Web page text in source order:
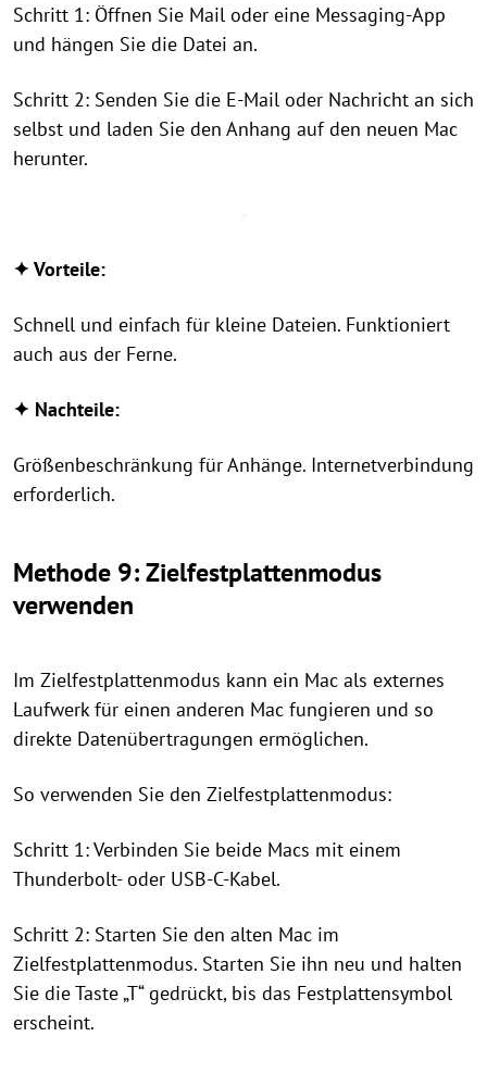
Schritt 1: Öffnen Sie Mail oder eine Messaging-App
und hängen Sie die Datei an.
Schritt 2: Senden Sie die E-Mail oder Nachricht an sich
selbst und laden Sie den Anhang auf den neuen Mac
herunter.
✦ Vorteile:
Schnell und einfach für kleine Dateien. Funktioniert
auch aus der Ferne.
✦ Nachteile:
Größenbeschränkung für Anhänge. Internetverbindung
erforderlich.
Methode 9: Zielfestplattenmodus
verwenden
Im Zielfestplattenmodus kann ein Mac als externes
Laufwerk für einen anderen Mac fungieren und so
direkte Datenübertragungen ermöglichen.
So verwenden Sie den Zielfestplattenmodus:
Schritt 1: Verbinden Sie beide Macs mit einem
Thunderbolt- oder USB-C-Kabel.
Schritt 2: Starten Sie den alten Mac im
Zielfestplattenmodus. Starten Sie ihn neu und halten
Sie die Taste „T“ gedrückt, bis das Festplattensymbol
erscheint.